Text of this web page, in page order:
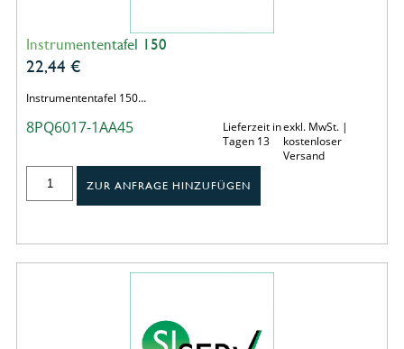
Instrumententafel 150
22,44 €
Instrumententafel 150…
8PQ6017-1AA45
Lieferzeit in
Tagen 13
exkl. MwSt. |
kostenloser
Versand
ZUR ANFRAGE HINZUFÜGEN